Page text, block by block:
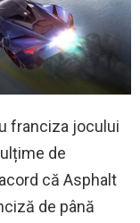
franciza jocului
de
că Asphalt
de până